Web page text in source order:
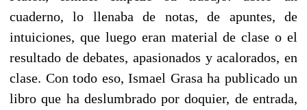
cuaderno, lo llenaba de notas, de apuntes, de
intuiciones, que luego eran material de clase o el
resultado de debates, apasionados y acalorados, en
clase. Con todo eso, Ismael Grasa ha publicado un
libro que ha deslumbrado por doquier, de entrada,